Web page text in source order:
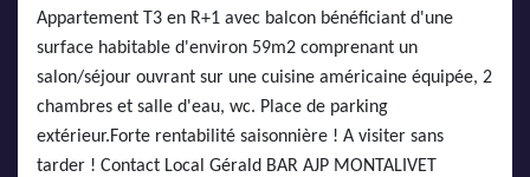
Appartement T3 en R+1 avec balcon bénéficiant d'une
surface habitable d'environ 59m2 comprenant un
salon/séjour ouvrant sur une cuisine américaine équipée, 2
chambres et salle d'eau, wc. Place de parking
extérieur.Forte rentabilité saisonnière ! A visiter sans
tarder ! Contact Local Gérald BAR AJP MONTALIVET